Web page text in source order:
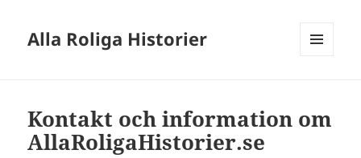
Alla Roliga Historier
Kontakt och information om
AllaRoligaHistorier.se